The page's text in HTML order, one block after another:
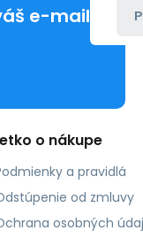
e-mail
o nákupe
a pravidlá
od zmluvy
osobných